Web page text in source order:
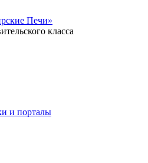
класса
и порталы